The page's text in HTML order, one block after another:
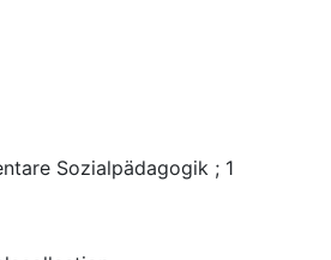
Sozialpädagogik ; 1